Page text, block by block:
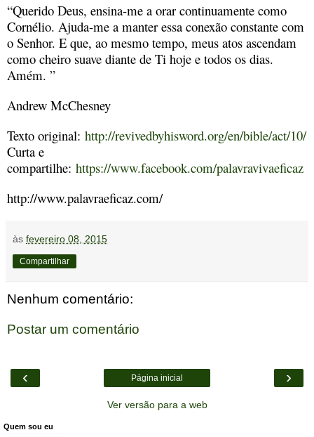
“Querido Deus, ensina-me a orar continuamente como
Cornélio. Ajuda-me a manter essa conexão constante com
o Senhor. E que, ao mesmo tempo, meus atos ascendam
como cheiro suave diante de Ti hoje e todos os dias.
Amém. ”
Andrew McChesney
Texto original: http://revivedbyhisword.org/en/bible/act/10/
Curta e
compartilhe: https://www.facebook.com/palavravivaeficaz
http://www.palavraeficaz.com/
às fevereiro 08, 2015
Compartilhar
Nenhum comentário:
Postar um comentário
‹ ›
Página inicial
Ver versão para a web
Quem sou eu